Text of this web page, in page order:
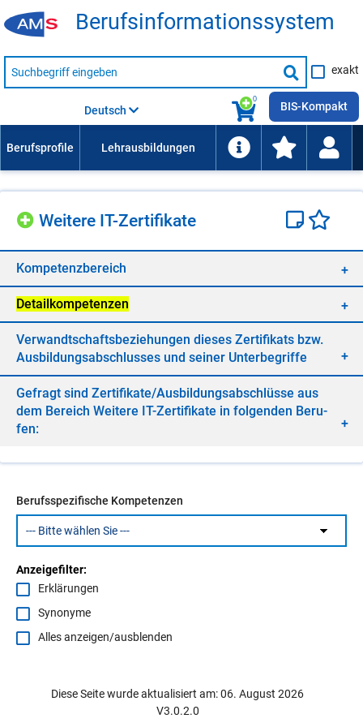
Be­rufs­in­for­ma­ti­ons­sys­tem
Suche
nach
Suche
starten
exakt
0
Deutsch BIS-Kompakt
Wei­te­re IT-Zer­ti­fi­ka­te
Kom­pe­tenz­be­reich
De­tail­kom­pe­ten­zen
Ver­wandt­schafts­be­zie­hun­gen die­ses Zer­ti­fi­kats bzw.
Aus­bil­dungs­ab­schlus­ses und sei­ner Un­ter­be­grif­fe
Ge­fragt sind Zer­ti­fi­ka­te/​Aus­bil­dungs­ab­schlüs­se aus
dem Be­reich Wei­te­re IT-Zer­ti­fi­ka­te in fol­gen­den Be­ru­
fen:
Berufsspezifische Kompetenzen
Anzeigefilter:
Erklärungen
Synonyme
Alles anzeigen/ausblenden
Diese Seite wurde aktualisiert am: 06. August 2026
V3.0.2.0